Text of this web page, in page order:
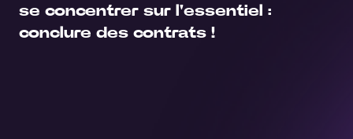
se concentrer sur l'essentiel :
conclure des contrats !